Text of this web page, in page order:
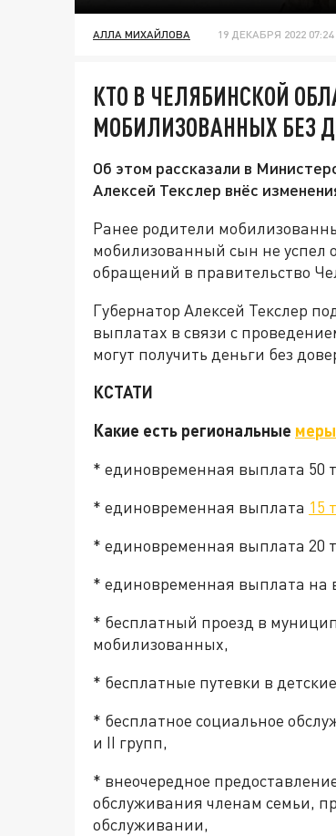
АЛЛА МИХАЙЛОВА 19 ДЕКАБРЯ 2022 07:24
КТО В ЧЕЛЯБИНСКОЙ
МОБИЛИЗОВАННЫХ БЕЗ
Об этом рассказали в
Алексей Текслер внёс
Ранее родители
мобилизованный сын не успел
обращений в правительство
Губернатор Алексей Текслер
выплатах в связи с
могут получить деньги без
КСТАТИ
Какие есть региональные
* единовременная выплата 50
* единовременная выплата 15
* единовременная выплата 20
* единовременная выплата на
* бесплатный проезд в
мобилизованных,
* бесплатные путевки в
* бесплатное социальное
и II групп,
* внеочередное
обслуживания членам семьи,
обслуживании,